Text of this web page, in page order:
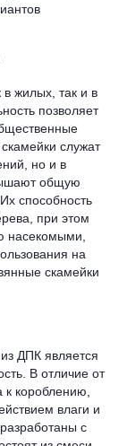
жилых, так и в
позволяет
служат
но и в
общую
способность
при этом
насекомыми,
на
скамейки
ДПК является
В отличие от
короблению,
влаги и
с